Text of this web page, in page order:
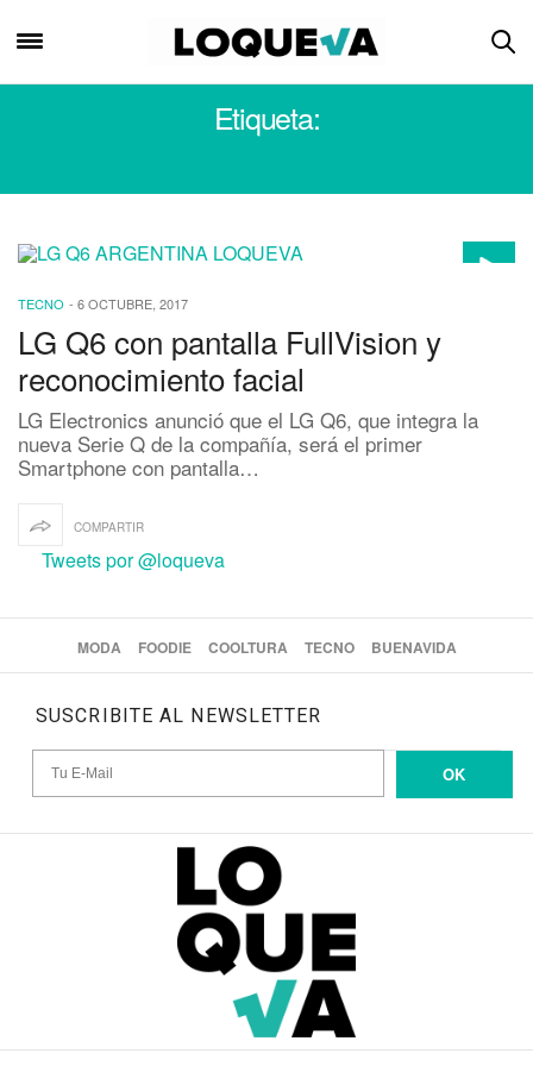
Etiqueta:
TECNO - 6 OCTUBRE, 2017
LG Q6 con pantalla FullVision y
reconocimiento facial
LG Electronics anunció que el LG Q6, que integra la
nueva Serie Q de la compañía, será el primer
Smartphone con pantalla…
COMPARTIR
Tweets por @loqueva
MODA FOODIE COOLTURA TECNO BUENAVIDA
SUSCRIBITE AL NEWSLETTER
OK